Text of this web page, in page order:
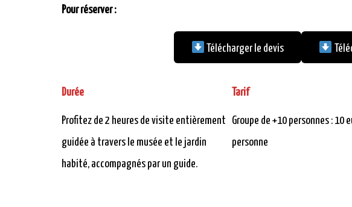
Pour réserver :
Télécharger le devis
Durée
Profitez de 2 heures de visite entièrement
guidée à travers le musée et le jardin
habité, accompagnés par un guide.
Tarif
Groupe de +10 personnes : 10
personne